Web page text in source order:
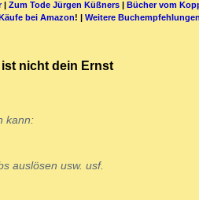
| Zum Tode Jürgen Küßners| Bücher vom
bei Amazon! | Weitere Buchempfehlungen
nicht dein Ernst
kann:
auslösen usw. usf.